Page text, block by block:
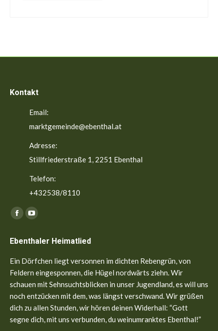
Kontakt
Email:
marktgemeinde@ebenthal.at
Adresse:
Stillfriederstraße 1, 2251 Ebenthal
Telefon:
+432538/8110
Finden Sie uns auf:
Facebook
opens
in
new
window
YouTube
opens
in
new
window
Ebenthaler Heimatlied
Ein Dörfchen liegt versonnen im dichten Rebengrün, von
Feldern eingesponnen, die Hügel nordwärts ziehn. Wir
schauen mit Sehnsuchtsblicken in unser Jugendland, es will uns
noch entzücken mit dem, was längst verschwand. Wir grüßen
dich zu allen Stunden, wir hören deinen Widerhall: “Gott
segne dich, mit uns verbunden, du weinumranktes Ebenthal!”